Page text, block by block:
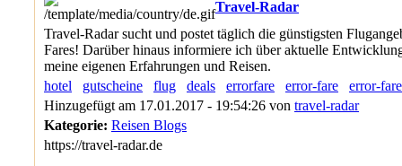
Travel-Radar
Travel-Radar sucht und postet täglich die günstigsten
Fares! Darüber hinaus informiere ich über aktuelle
meine eigenen Erfahrungen und Reisen.
hotel
gutscheine flug deals errorfare error-fare
error-
Hinzugefügt am 17.01.2017 - 19:54:26 von travel-radar
Kategorie: Reisen Blogs
https://travel-radar.de